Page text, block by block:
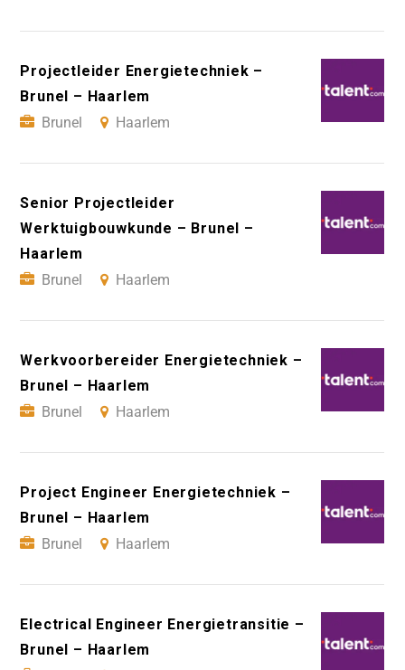
Projectleider Energietechniek –
Brunel – Haarlem
Brunel
Haarlem
Senior Projectleider
Werktuigbouwkunde – Brunel –
Haarlem
Brunel
Haarlem
Werkvoorbereider Energietechniek –
Brunel – Haarlem
Brunel
Haarlem
Project Engineer Energietechniek –
Brunel – Haarlem
Brunel
Haarlem
Electrical Engineer Energietransitie –
Brunel – Haarlem